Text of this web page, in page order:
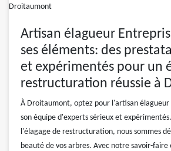
Artisan élagueur
ses éléments: des
et expérimentés pour un
restructuration réussie à
À Droitaumont, optez pour l'artisan élagueur
son équipe d'experts sérieux et
l'élagage de restructuration, nous sommes
beauté de vos arbres. Avec notre savoir-faire